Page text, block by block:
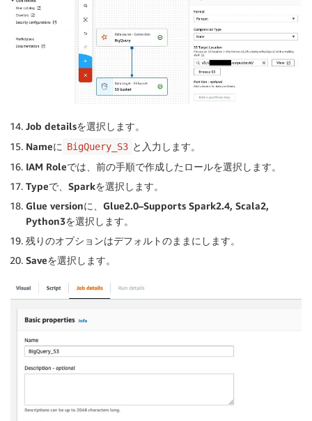
Job detailsを選択します。
Nameに BigQuery_S3 と入力します。
IAM Roleでは、前の手順で作成したロールを選択します。
Typeで、 Sparkを選択します。
Glue versionに、 Glue2.0–Supports Spark2.4, Scala2,
Python3を選択します。
残りのオプションはデフォルトのままにします。
Saveを選択します。